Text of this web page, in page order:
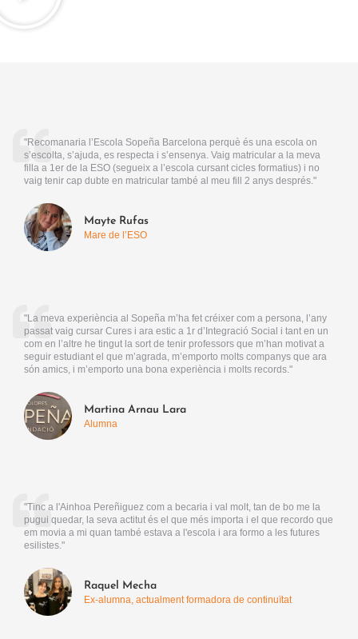
"Recomanaria l’Escola Sopeña Barcelona perquè és una escola on
s’escolta, s’ajuda, es respecta i s’ensenya. Vaig matricular a la meva
filla a 1er de la ESO (segueix a l’escola cursant cicles formatius) i no
vaig tenir cap dubte en matricular també al meu fill 2 anys després."
Mayte Rufas
Mare de l’ESO
"La meva experiència al Sopeña m’ha fet créixer com a persona, l’any
passat vaig cursar Cures i ara estic a 1r d’Integració Social i tant en un
com en l’altre he tingut la sort de tenir professors que m’han motivat a
seguir estudiant el que m’agrada, m’emporto molts companys que ara
són amics, i m’emporto una bona experiència i molts records."
Martina Arnau Lara
Alumna
"Tinc a l'Ainhoa Pereñiguez com a becaria i val molt, tan de bo me la
pugui quedar, la seva actitut és el que més importa i el que recordo que
em movia a mi quan també estava a l'escola i ara formo a les futures
esilistes."
Raquel Mecha
Ex-alumna, actualment formadora de continuïtat